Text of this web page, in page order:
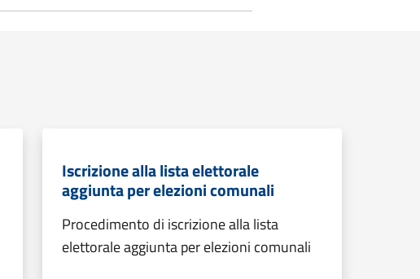
Iscrizione alla lista elettorale
aggiunta per elezioni comunali
Procedimento di iscrizione alla lista
elettorale aggiunta per elezioni comunali